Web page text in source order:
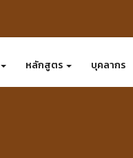
หลักสูตร บุคลากร